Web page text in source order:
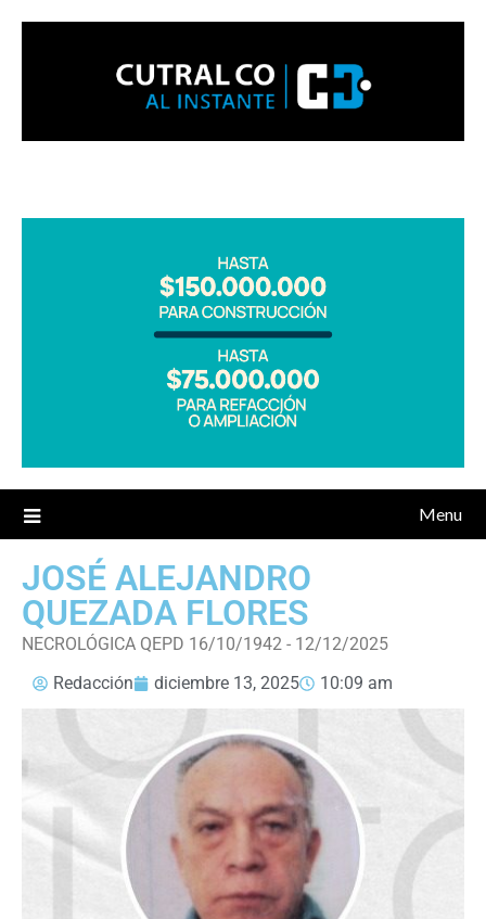
Menu
JOSÉ ALEJANDRO
QUEZADA FLORES
NECROLÓGICA QEPD 16/10/1942 - 12/12/2025
Redacción
diciembre 13, 2025 10:09 am